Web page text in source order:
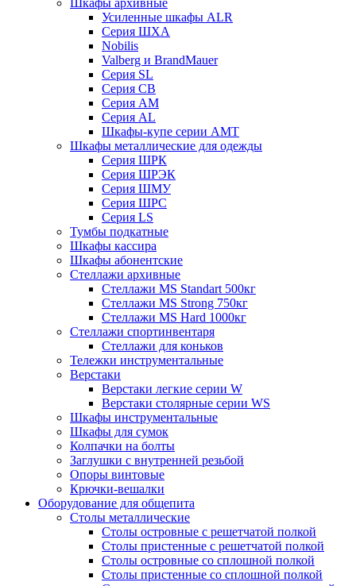
Шкафы архивные
Усиленные шкафы ALR
Серия ШХА
Nobilis
Valberg и BrandMauer
Cерия SL
Серия СВ
Серия АМ
Серия AL
Шкафы-купе серии AMT
Шкафы металлические для одежды
Серия ШРК
Серия ШРЭК
Серия ШМУ
Серия ШРС
Серия LS
Тумбы подкатные
Шкафы кассира
Шкафы абонентские
Стеллажи архивные
Стеллажи MS Standart 500кг
Стеллажи MS Strong 750кг
Стеллажи MS Hard 1000кг
Стеллажи спортинвентаря
Стеллажи для коньков
Тележки инструментальные
Верстаки
Верстаки легкие серии W
Верстаки столярные серии WS
Шкафы инструментальные
Шкафы для сумок
Колпачки на болты
Заглушки с внутренней резьбой
Опоры винтовые
Крючки-вешалки
Оборудование для общепита
Столы металлические
Столы островные с решетчатой полкой
Столы пристенные с решетчатой полкой
Столы островные со сплошной полкой
Столы пристенные со сплошной полкой